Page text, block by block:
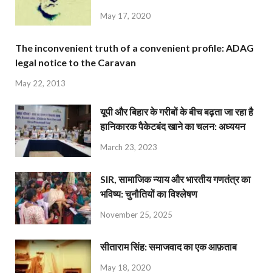
May 17, 2020
The inconvenient truth of a convenient profile: ADAG
legal notice to the Caravan
May 22, 2013
यूपी और बिहार के गरीबों के बीच बढ़ता जा रहा है
हानिकारक पैकेटबंद खाने का चलन: अध्ययन
March 23, 2023
SIR, सामाजिक न्याय और भारतीय गणतंत्र का
भविष्य: चुनौतियों का विश्लेषण
November 25, 2025
सीताराम सिंह: समाजवाद का एक आफ़ताब
May 18, 2020